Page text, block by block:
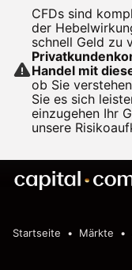
CFDs sind
der
schnell Geld zu
Handel mit
ob Sie
Sie es sich
einzugehen Ihr
unsere
Startseite Märkte